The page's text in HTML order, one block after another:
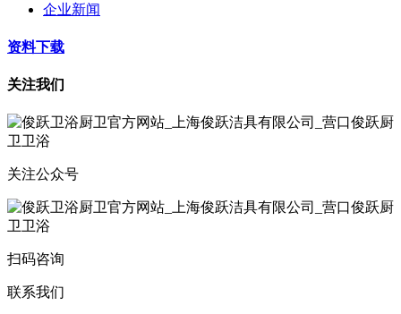
企业新闻
资料下载
关注我们
关注公众号
扫码咨询
联系我们